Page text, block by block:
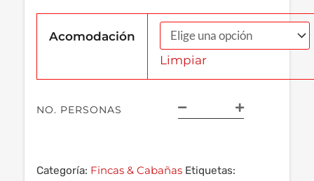
Acomodación
Limpiar
NO. PERSONAS
Categoría: Fincas & Cabañas Etiquetas: